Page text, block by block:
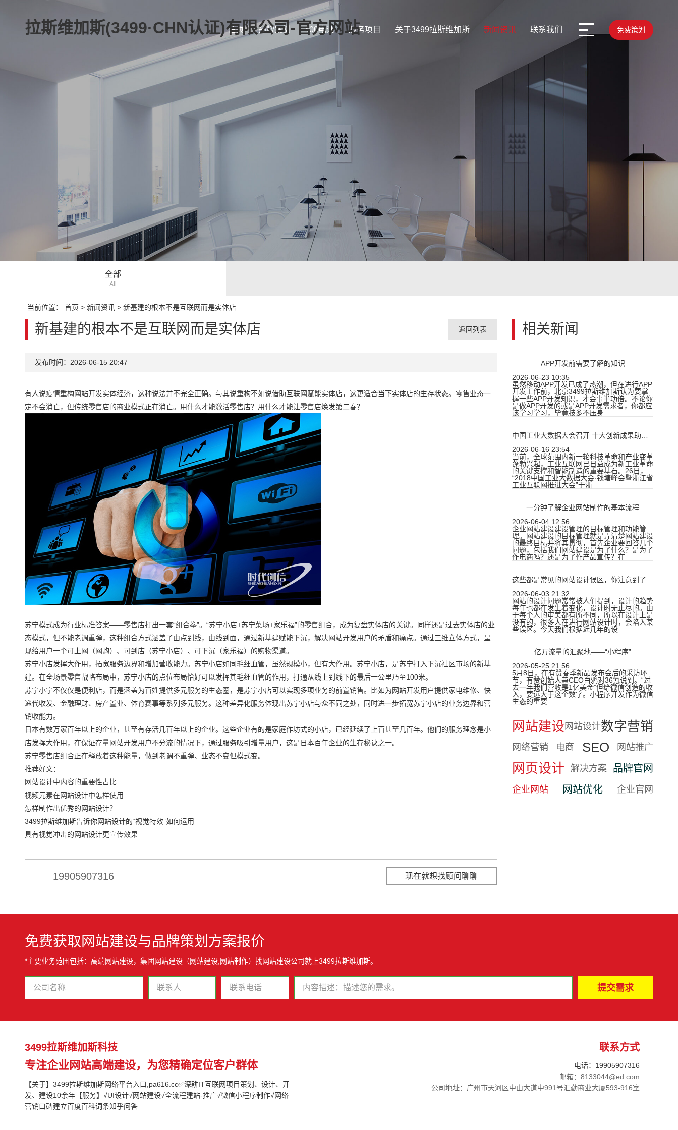
拉斯维加斯(3499·CHN认证)有限公司-官方网站
首页 品牌案例 400电话 服务项目 关于3499拉斯维加斯 新闻资讯 联系我们 免费策划
全部
All
当前位置： 首页 > 新闻资讯> 新基建的根本不是互联网而是实体店
相关新闻
APP开发前需要了解的知识
2026-06-23 10:35
虽然移动APP开发已成了热潮，但在进行APP
开发工作前，北京3499拉斯维加斯认为要掌
握一些APP开发知识，才会事半功倍。不论你
是做APP开发的或是APP开发需求者，你都应
该学习学习，毕竟技多不压身
2026-06-16 23:54
当前，全球范围内新一轮科技革命和产业变革
蓬勃兴起，工业互联网已日益成为新工业革命
的关键支撑和智能制造的重要基石。26日，
“2018中国工业大数据大会·钱塘峰会暨浙江省
工业互联网推进大会”于浙
一分钟了解企业网站制作的基本流程
2026-06-04 12:56
企业网站建设建设管理的目标管理和功能管
理。网站建设的目标管理就是弄清楚网站建设
的最终目标并将其贯彻，首先企业要回答几个
问题，包括我们网站建设是为了什么？是为了
作电商吗？还是为了作产品宣传？在
2026-06-03 21:32
网站的设计问题常常被人们提到，设计的趋势
每年也都在发生着变化，设计时无止尽的。由
于每个人的审美都有所不同，所以在设计上是
没有的，很多人在进行网站设计时，会陷入某
些误区。今天我们根据近几年的设
亿万流量的汇聚地——“小程序”
2026-05-25 21:56
5月8日，在有赞春季新品发布会后的采访环
节，有赞创始人兼CEO白鸦对36氪说到。“过
去一年我们营收是1亿美金”但给微信创造的收
入，要远大于这个数字。小程序开发作为微信
生态的重要
网站建设 网站设计数字营销
网络营销 电商 SEO 网站推广
网页设计 解决方案 品牌官网
企业网站 网站优化 企业官网
新基建的根本不是互联网而是实体店 返回列表
发布时间：2026-06-15 20:47
有人说疫情重构网站开发实体经济，这种说法并不完全正确。与其说重构不如说借助互联网赋能实体店，这更适合当下实体店的生存状态。零售业态一
定不会消亡，但传统零售店的商业模式正在消亡。用什么才能激活零售店？用什么才能让零售店焕发第二春？
苏宁模式成为行业标准答案——零售店打出一套“组合拳”。“苏宁小店+苏宁菜场+家乐福”的零售组合，成为复盘实体店的关键。同样还是过去实体店的业
态模式，但不能老调重弹，这种组合方式涵盖了由点到线，由线到面，通过新基建赋能下沉，解决网站开发用户的矛盾和痛点。通过三维立体方式，呈
现给用户一个可上网（网购）、可到店（苏宁小店）、可下沉（家乐福）的购物渠道。
苏宁小店发挥大作用，拓宽服务边界和增加营收能力。苏宁小店如同毛细血管，虽然规模小，但有大作用。苏宁小店，是苏宁打入下沉社区市场的新基
建。在全场景零售战略布局中，苏宁小店的点位布局恰好可以发挥其毛细血管的作用，打通从线上到线下的最后一公里乃至100米。
苏宁小宁不仅仅是便利店，而是涵盖为百姓提供多元服务的生态圈，是苏宁小店可以实现多项业务的前置销售。比如为网站开发用户提供家电维修、快
递代收发、金融理财、房产置业、体育赛事等系列多元服务。这种差异化服务体现出苏宁小店与众不同之处，同时进一步拓宽苏宁小店的业务边界和营
销收能力。
日本有数万家百年以上的企业，甚至有存活几百年以上的企业。这些企业有的是家庭作坊式的小店，已经延续了上百甚至几百年。他们的服务理念是小
店发挥大作用，在保证存量网站开发用户不分流的情况下，通过服务吸引增量用户，这是日本百年企业的生存秘诀之一。
苏宁零售店组合正在释放着这种能量，做到老调不重弹、业态不变但模式变。
推荐好文：
网站设计中内容的重要性占比
视频元素在网站设计中怎样使用
怎样制作出优秀的网站设计？
3499拉斯维加斯告诉你网站设计的“视觉特效”如何运用
具有视觉冲击的网站设计更宣传效果
19905907316 现在就想找顾问聊聊
免费获取网站建设与品牌策划方案报价
*主要业务范围包括：高端网站建设，集团网站建设（网站建设,网站制作）找网站建设公司就上3499拉斯维加斯。
3499拉斯维加斯科技
专注企业网站高端建设，为您精确定位客户群体
【关于】3499拉斯维加斯网络平台入口,pa616.cc✅深耕IT互联网项目策划、设计、开
发、建设10余年【服务】√UI设计√网站建设√全流程建站-推广√微信小程序制作√网络
营销口碑建立百度百科词条知乎问答
联系方式
电话：19905907316
邮箱：8133044@ed.com
公司地址：广州市天河区中山大道中991号汇勤商业大厦593-916室